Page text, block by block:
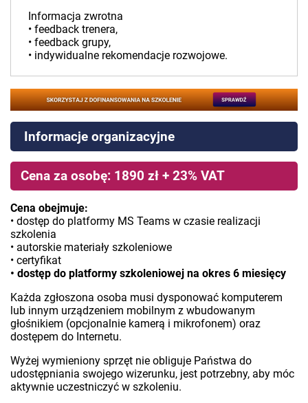
Informacja zwrotna
• feedback trenera,
• feedback grupy,
• indywidualne rekomendacje rozwojowe.
Informacje organizacyjne
Cena za osobę: 1890 zł + 23% VAT
Cena obejmuje:
• dostęp do platformy MS Teams w czasie realizacji
szkolenia
• autorskie materiały szkoleniowe
• certyfikat
• dostęp do platformy szkoleniowej na okres 6 miesięcy
Każda zgłoszona osoba musi dysponować komputerem
lub innym urządzeniem mobilnym z wbudowanym
głośnikiem (opcjonalnie kamerą i mikrofonem) oraz
dostępem do Internetu.
Wyżej wymieniony sprzęt nie obliguje Państwa do
udostępniania swojego wizerunku, jest potrzebny, aby móc
aktywnie uczestniczyć w szkoleniu.